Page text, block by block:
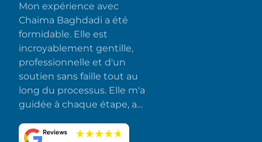
Mon expérience avec
Chaima Baghdadi a été
formidable. Elle est
incroyablement gentille,
professionnelle et d'un
soutien sans faille tout au
long du processus. Elle m'a
guidée à chaque étape, a
toutes mes questions et a